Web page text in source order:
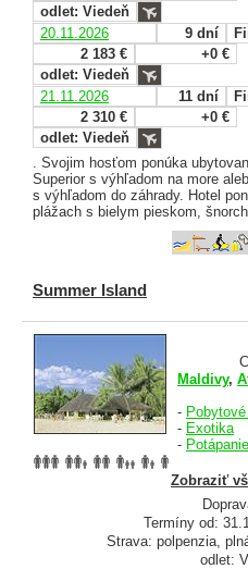
odlet: Viedeň
20.11.2026
9 dní
2 183 €
+0 €
odlet: Viedeň
21.11.2026
11 dní
2 310 €
+0 €
odlet: Viedeň
. Svojim hosťom ponúka
Superior s výhľadom na more
s výhľadom do záhrady. Hotel
plážach s bielym pieskom,
Summer Island
Maldivy,
-
- Exotika
- Potápanie
Zobraziť
Termíny od:
Strava: polpenzia,
odlet: